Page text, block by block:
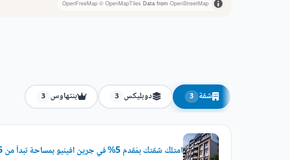
OpenFreeMap © OpenMapTiles Data from OpenStreetMap
شقة 3 دوبليكس 3 بنتهاوس 3
امتلك شقتك بمُقدم 5% في جرين افينيو بمساحة تبدأ من 135 متر